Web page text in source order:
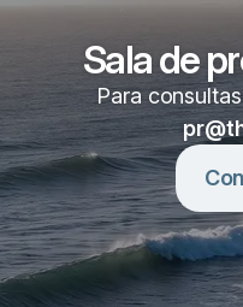
Sala de
Para